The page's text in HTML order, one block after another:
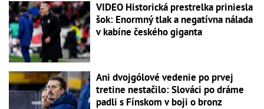
VIDEO Historická prestrelka priniesla
šok: Enormný tlak a negatívna nálada
v kabíne českého giganta
Ani dvojgólové vedenie po prvej
tretine nestačilo: Slováci po dráme
padli s Fínskom v boji o bronz